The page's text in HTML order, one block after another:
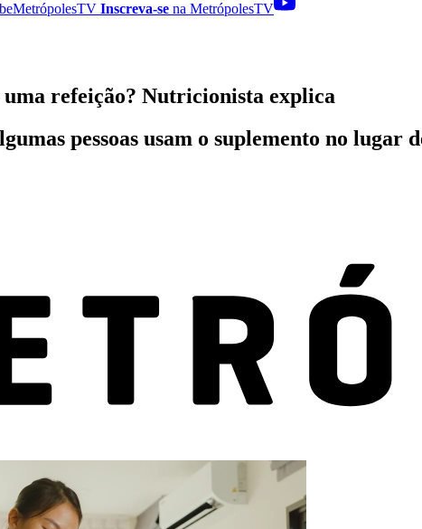
MetrópolesTV Inscreva-se na MetrópolesTV
refeição? Nutricionista explica
pessoas usam o suplemento no lugar